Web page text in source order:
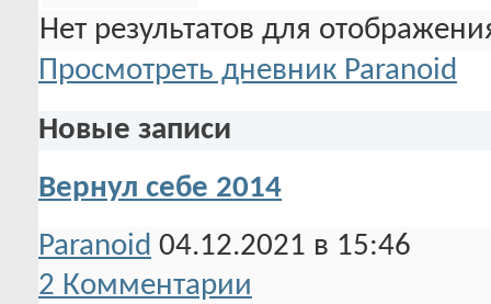
Нет результатов для
Просмотреть дневник Paranoid
Новые записи
Вернул себе 2014
Paranoid 04.12.2021 в 15:46
2 Комментарии